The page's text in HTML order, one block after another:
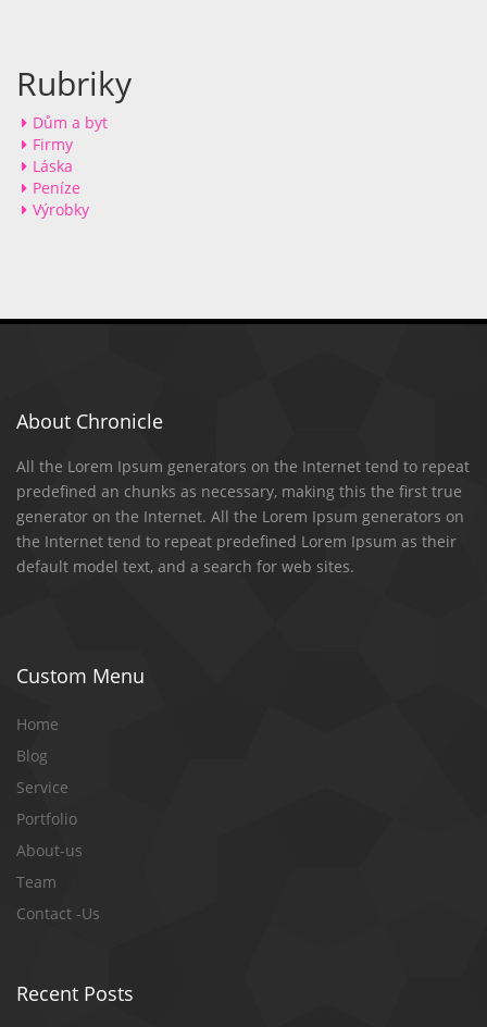
Rubriky
Dům a byt
Firmy
Láska
Peníze
Výrobky
About Chronicle
All the Lorem Ipsum generators on the Internet tend to repeat
predefined an chunks as necessary, making this the first true
generator on the Internet. All the Lorem Ipsum generators on
the Internet tend to repeat predefined Lorem Ipsum as their
default model text, and a search for web sites.
Custom Menu
Home
Blog
Service
Portfolio
About-us
Team
Contact -Us
Recent Posts